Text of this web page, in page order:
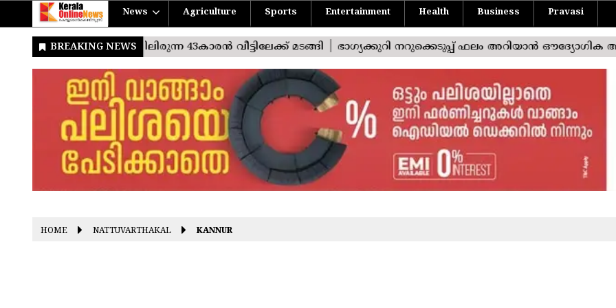
News Agriculture Sports Entertainment Health Business Pravasi
HOME NATTUVARTHAKAL KANNUR